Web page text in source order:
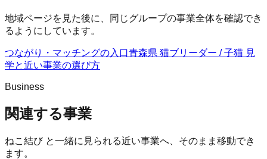
地域ページを見た後に、同じグループの事業全体を確認でき
るようにしています。
つながり・マッチングの入口青森県 猫ブリーダー / 子猫 見
学と近い事業の選び方
Business
関連する事業
ねこ結びと一緒に見られる近い事業へ、そのまま移動でき
ます。